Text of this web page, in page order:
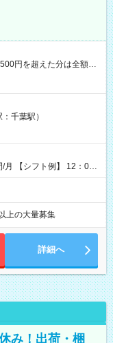
★日払いOK！
お仕事後はコンビニ
千葉駅）
00
上の大量募集
詳細へ
み！出荷・梱